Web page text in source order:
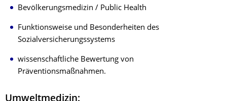
Bevölkerungsmedizin / Public Health
Funktionsweise und Besonderheiten des
Sozialversicherungssystems
wissenschaftliche Bewertung von
Präventionsmaßnahmen.